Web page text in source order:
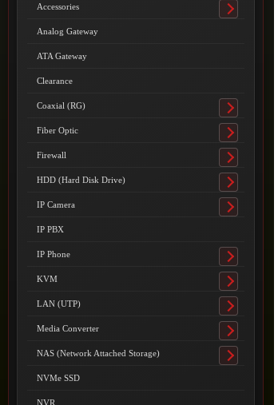
Accessories
Toggle
Analog Gateway
ATA Gateway
Clearance
Coaxial (RG)
Toggle
submenu
Fiber Optic
Toggle
submenu
Firewall
Toggle
submenu
HDD (Hard Disk Drive)
Toggle
submenu
IP Camera
Toggle
IP PBX
IP Phone
Toggle
submenu
KVM
Toggle
submenu
LAN (UTP)
Toggle
submenu
Media Converter
Toggle
submenu
NAS (Network Attached Storage)
Toggle
NVMe SSD
NVR